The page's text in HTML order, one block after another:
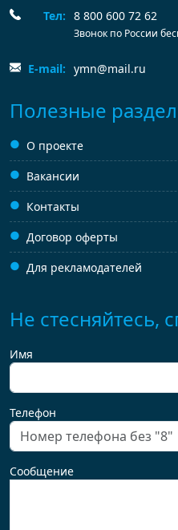
Тел: 8 800 600 72 62
Звонок по России
E-mail: ymn@mail.ru
Полезные
О проекте
Вакансии
Контакты
Договор оферты
Для рекламодателей
Не стесняйтесь,
Имя
Телефон
Сообщение